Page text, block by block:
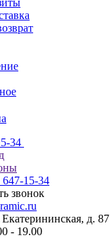
34
647-15-34
звонок
д. 87
- 19.00